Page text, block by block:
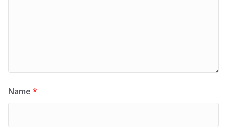
Name *